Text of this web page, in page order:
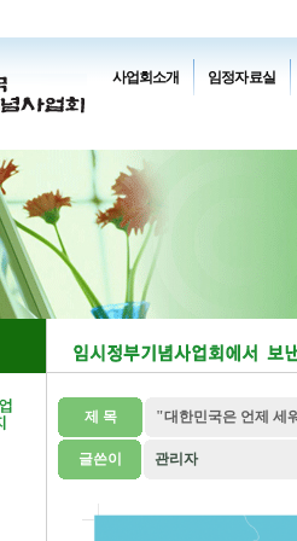
사업회소개 임정자료실
제 목 "대한민국은 언제 세
글쓴이 관리자